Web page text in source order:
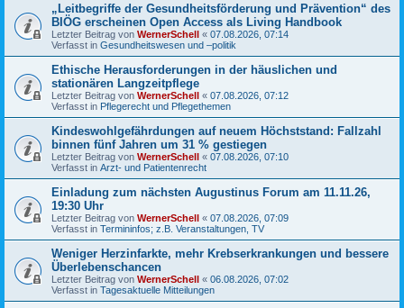
„Leitbegriffe der Gesundheitsförderung und Prävention“ des
BIÖG erscheinen Open Access als Living Handbook
Letzter Beitrag von WernerSchell « 07.08.2026, 07:14
Verfasst in Gesundheitswesen und –politik
Ethische Herausforderungen in der häuslichen und
stationären Langzeitpflege
Letzter Beitrag von WernerSchell « 07.08.2026, 07:12
Verfasst in Pflegerecht und Pflegethemen
Kindeswohlgefährdungen auf neuem Höchststand: Fallzahl
binnen fünf Jahren um 31 % gestiegen
Letzter Beitrag von WernerSchell « 07.08.2026, 07:10
Verfasst in Arzt- und Patientenrecht
Einladung zum nächsten Augustinus Forum am 11.11.26,
19:30 Uhr
Letzter Beitrag von WernerSchell « 07.08.2026, 07:09
Verfasst in Termininfos; z.B. Veranstaltungen, TV
Weniger Herzinfarkte, mehr Krebserkrankungen und bessere
Überlebenschancen
Letzter Beitrag von WernerSchell « 06.08.2026, 07:02
Verfasst in Tagesaktuelle Mitteilungen